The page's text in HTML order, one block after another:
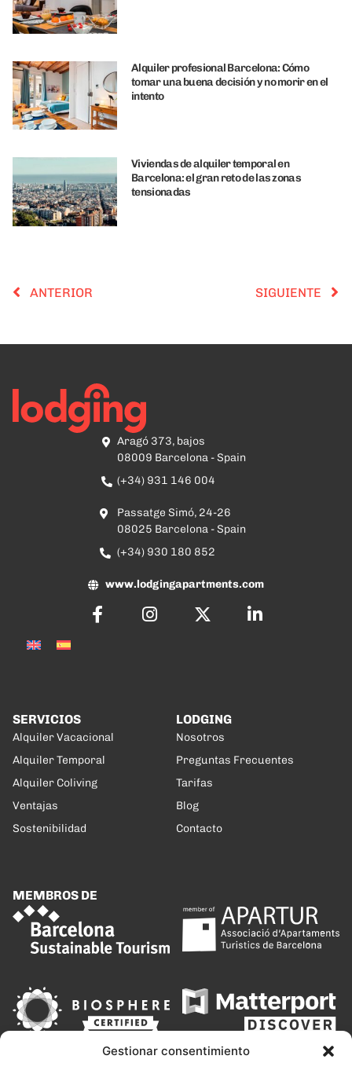
Gestionar consentimiento
Alquiler profesional Barcelona: Cómo
tomar una buena decisión y no morir en el
intento
Viviendas de alquiler temporal en
Barcelona: el gran reto de las zonas
tensionadas
ANTERIOR SIGUIENTE
Aragó 373, bajos
08009 Barcelona - Spain
(+34) 931 146 004
Passatge Simó, 24-26
08025 Barcelona - Spain
(+34) 930 180 852
www.lodgingapartments.com
SERVICIOS
Alquiler Vacacional
Alquiler Temporal
Alquiler Coliving
Ventajas
Sostenibilidad
LODGING
Nosotros
Preguntas Frecuentes
Tarifas
Blog
Contacto
MEMBROS DE